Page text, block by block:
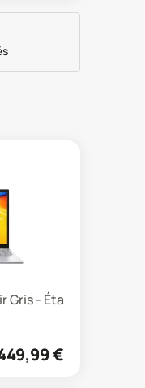
Gris - État correct
€